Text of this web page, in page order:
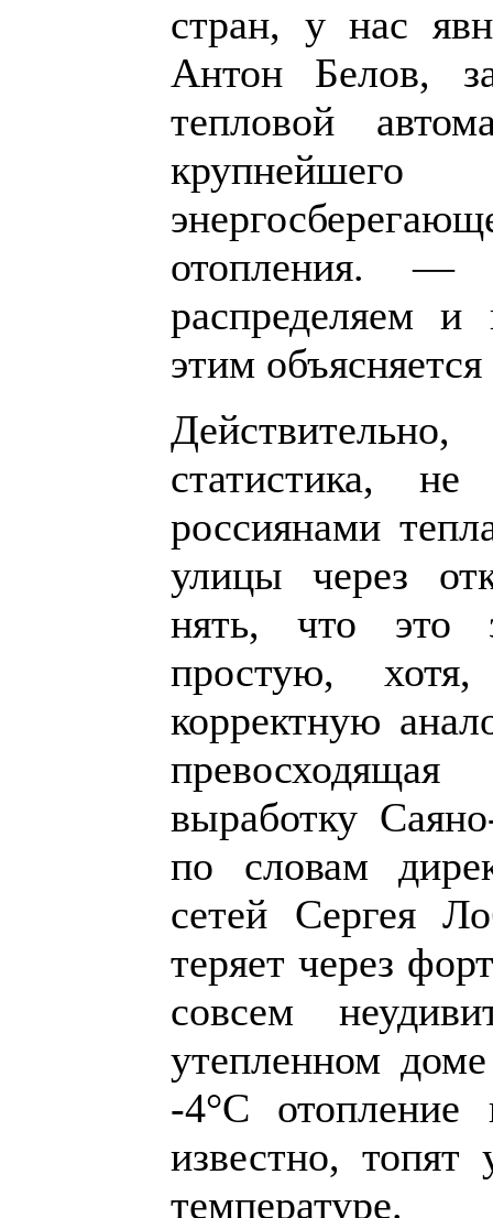
стран, у нас
Антон Белов,
тепловой
крупнейшего
отопления. —
распределяем
этим
статистика,
россиянами
улицы через
нять, что это
простую,
корректную
выработку
по словам
сетей Сергея
теряет через
совсем
утепленном
-4°С отопление
известно,
температуре.